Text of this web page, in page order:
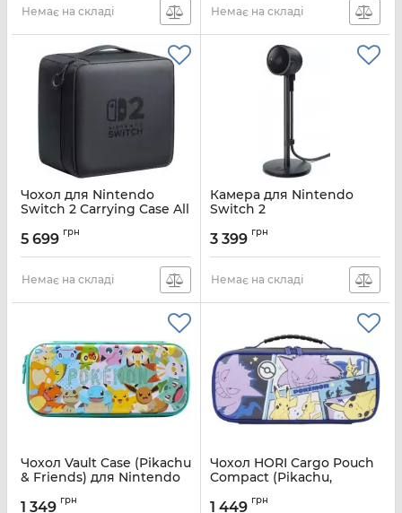
Немає на складі Немає на складі
Чохол для Nintendo
Switch 2 Carrying Case All
Артикул:
5 699 грн
Немає на складі
Камера для Nintendo
Switch 2
3 399 грн
Немає на складі
Чохол Vault Case (Pikachu
& Friends) для Nintendo
Артикул:
1 349 грн
Чохол HORI Cargo Pouch
Compact (Pikachu,
Nintendo Switch (Oled;
1 449 грн